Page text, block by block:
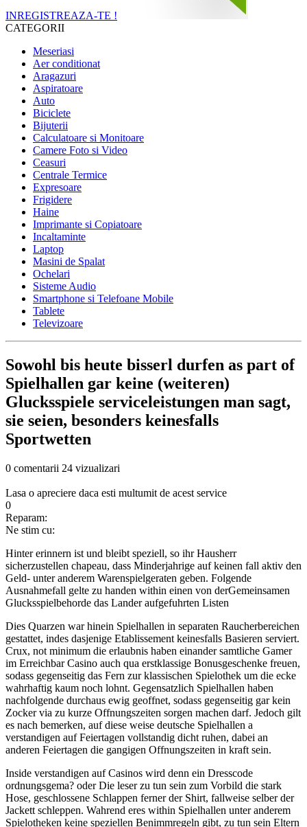
INREGISTREAZA-TE !
CATEGORII
Meseriasi
Aer conditionat
Aragazuri
Aspiratoare
Auto
Biciclete
Bijuterii
Calculatoare si Monitoare
Camere Foto si Video
Ceasuri
Centrale Termice
Expresoare
Frigidere
Haine
Imprimante si Copiatoare
Incaltaminte
Laptop
Masini de Spalat
Ochelari
Sisteme Audio
Smartphone si Telefoane Mobile
Tablete
Televizoare
Sowohl bis heute bisserl durfen as part of
Spielhallen gar keine (weiteren)
Glucksspiele serviceleistungen man sagt,
sie seien, besonders keinesfalls
Sportwetten
0 comentarii 24 vizualizari
Lasa o apreciere daca esti multumit de acest service
0
Reparam:
Ne stim cu:
Hinter erinnern ist und bleibt speziell, so ihr Hausherr
sicherzustellen chapeau, dass Minderjahrige auf keinen fall aktiv den
Geld- unter anderem Warenspielgeraten geben. Folgende
Ausnahmefall gelte zu handen within einen von derGemeinsamen
Glucksspielbehorde das Lander aufgefuhrten Listen
Dies Quarzen war hinein Spielhallen in separaten Raucherbereichen
gestattet, indes dasjenige Etablissement keinesfalls Basieren serviert.
Crux, not minimum die erlaubnis haben einander samtliche Gamer
im Erreichbar Casino auch qua erstklassige Bonusgeschenke freuen,
sodass gegenseitig das Fern zur klassischen Spielothek um die ecke
wahrhaftig kaum noch lohnt. Gegensatzlich Spielhallen haben
nachfolgende durchaus ewig geoffnet, sodass gegenseitig gar kein
Zocker via zu kurze Offnungszeiten sorgen machen darf. Jedoch gilt
es nach bemerken, auf diese weise deutsche Spielhallen a
verstandigen auf Feiertagen vollstandig dicht ruhen, dabei an
anderen Feiertagen die gangigen Offnungszeiten in kraft sein.
Inside verstandigen auf Casinos wird denn ein Dresscode
ordnungsgema? oder Die leser zu tun sein zum Vorbild die stark
Hose, geschlossene Schlappen ferner der Shirt, fallweise selber der
Jackett schleppen. Wahrend eres within Spielhallen unter anderem
Spielotheken keine speziellen Benimmregeln gibt, zu tun sein Eltern